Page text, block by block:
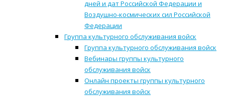
дней и дат Российской Федерации и
Воздушно-космических сил Российской
Федерации
Группа культурного обслуживания войск
Группа культурного обслуживания войск
Вебинары группы культурного
обслуживания войск
Онлайн проекты группы культурного
обслуживания войск